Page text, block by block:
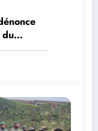
du
élargi